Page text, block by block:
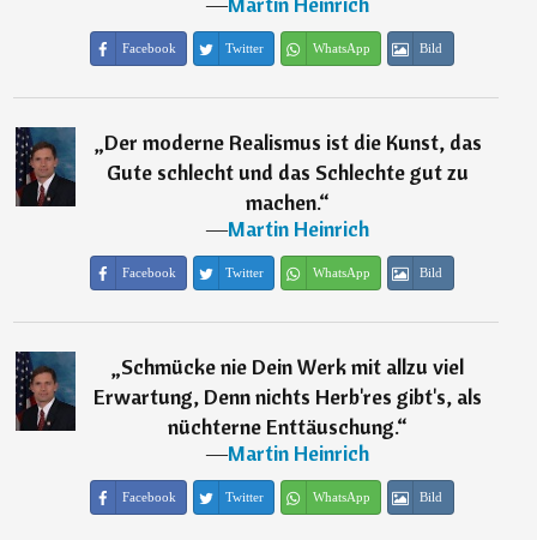
Facebook Twitter WhatsApp Bild
„Der moderne Realismus ist die Kunst, das
Gute schlecht und das Schlechte gut zu
machen.“
―Martin Heinrich
Facebook Twitter WhatsApp Bild
„Schmücke nie Dein Werk mit allzu viel
Erwartung, Denn nichts Herb'res gibt's, als
nüchterne Enttäuschung.“
―Martin Heinrich
Facebook Twitter WhatsApp Bild